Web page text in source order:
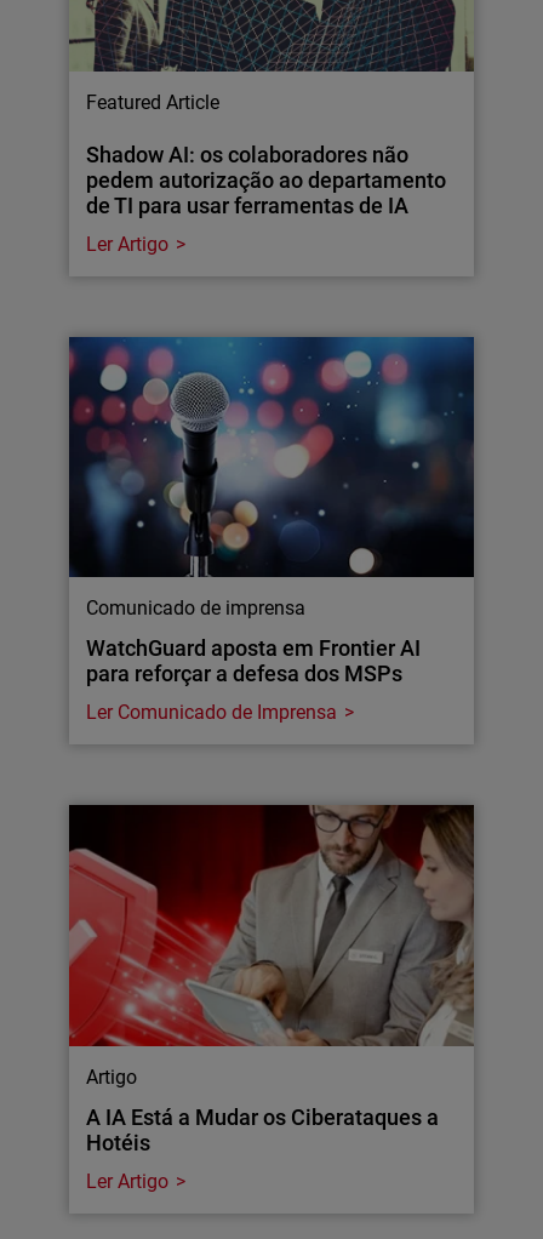
Featured Article
Shadow AI: os colaboradores não
pedem autorização ao departamento
de TI para usar ferramentas de IA
Ler Artigo
Comunicado de imprensa
WatchGuard aposta em Frontier AI
para reforçar a defesa dos MSPs
Ler Comunicado de Imprensa
Artigo
A IA Está a Mudar os Ciberataques a
Hotéis
Ler Artigo